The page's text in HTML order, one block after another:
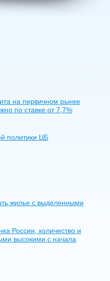
на первичном рынке
по ставке от 7,7%
политики ЦБ
жилье с выделенными
России, количество и
высокими с начала